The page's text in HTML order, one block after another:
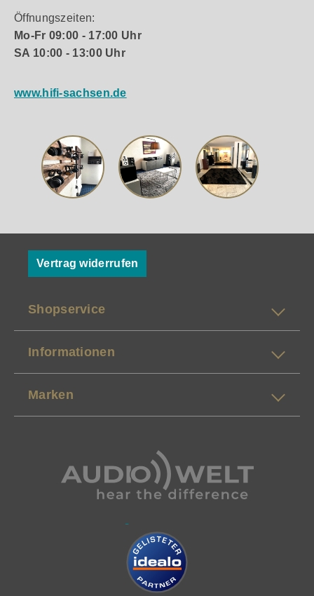
Öffnungszeiten:
Mo-Fr 09:00 - 17:00 Uhr
SA 10:00 - 13:00 Uhr
www.hifi-sachsen.de
Vertrag widerrufen
Shopservice
Informationen
Marken